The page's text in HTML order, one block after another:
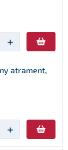
+
atrament,
+